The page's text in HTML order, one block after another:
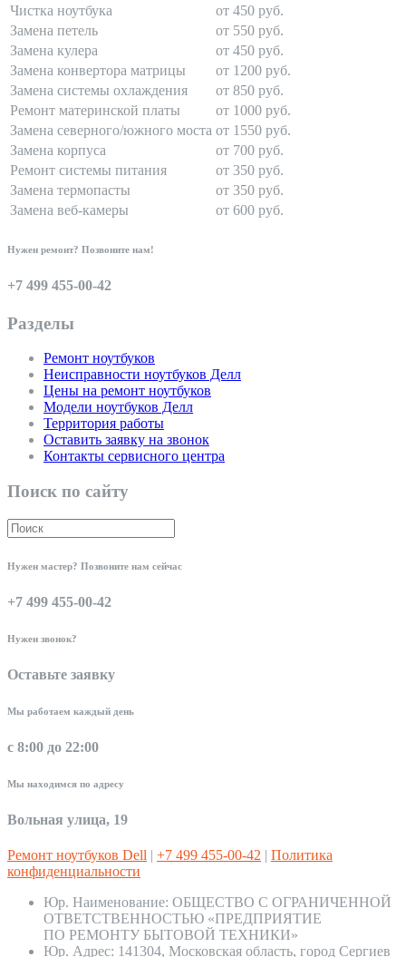
Чистка ноутбука
от 450 руб.
Замена петель
от 550 руб.
Замена кулера
от 450 руб.
Замена конвертора матрицы
от 1200 руб.
Замена системы охлаждения
от 850 руб.
Ремонт материнской платы
от 1000 руб.
Замена северного/южного моста от 1550 руб.
Замена корпуса
от 700 руб.
Ремонт системы питания
от 350 руб.
Замена термопасты
от 350 руб.
Замена веб-камеры
от 600 руб.
Нужен ремонт? Позвоните нам!
+7 499 455-00-42
Разделы
Ремонт ноутбуков
Неисправности ноутбуков Делл
Цены на ремонт ноутбуков
Модели ноутбуков Делл
Территория работы
Оставить заявку на звонок
Контакты сервисного центра
Поиск по сайту
Нужен мастер? Позвоните нам сейчас
+7 499 455-00-42
Нужен звонок?
Оставьте заявку
Мы работаем каждый день
с 8:00 до 22:00
Мы находимся по адресу
Вольная улица, 19
Ремонт ноутбуков Dell | +7 499 455-00-42 | Политика
конфиденциальности
Юр. Наименование: ОБЩЕСТВО С ОГРАНИЧЕННОЙ
ОТВЕТСТВЕННОСТЬЮ «ПРЕДПРИЯТИЕ
ПО РЕМОНТУ БЫТОВОЙ ТЕХНИКИ»
Юр. Адрес: 141304, Московская область, город Сергиев